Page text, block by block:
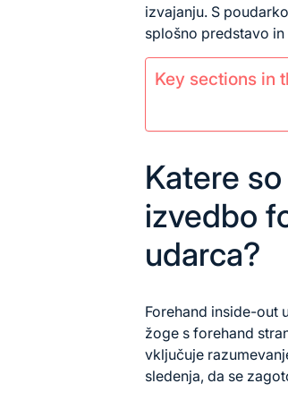
izvajanju. S
splošno predstavo
Key sections in
Katere
izvedbo
udarca?
Forehand inside-out
žoge s forehand
vključuje
sledenja, da se